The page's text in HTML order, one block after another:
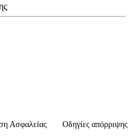
Ασφαλείας Οδηγίες απόρριψης